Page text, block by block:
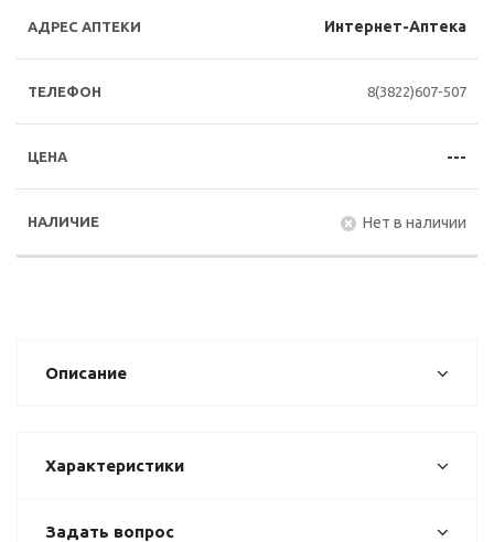
Интернет-Аптека
8(3822)607-507
---
Нет в наличии
Описание
Характеристики
Задать вопрос